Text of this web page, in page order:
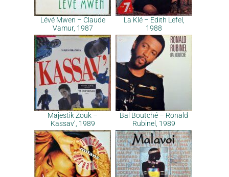
Lévé Mwen – Claude
Vamur, 1987
La Klé – Edith Lefel,
1988
Majestik Zouk –
Kassav’, 1989
Bal Boutché – Ronald
Rubinel, 1989